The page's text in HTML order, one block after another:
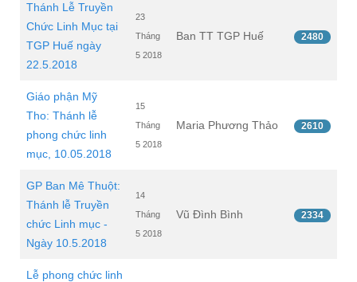
Thánh Lễ Truyền
Chức Linh Mục tại
TGP Huế ngày
22.5.2018
23
Tháng
5 2018
Ban TT TGP Huế 2480
Giáo phận Mỹ
Tho: Thánh lễ
phong chức linh
mục, 10.05.2018
15
Tháng
5 2018
Maria Phương Thảo 2610
GP Ban Mê Thuột:
Thánh lễ Truyền
chức Linh mục -
Ngày 10.5.2018
14
Tháng
5 2018
Vũ Đình Bình 2334
Lễ phong chức linh